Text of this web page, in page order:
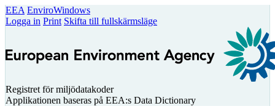
EEA EnviroWindows
Logga in Print Skifta till fullskärmsläge
Registret för miljödatakoder
Applikationen baseras på EEA:s Data Dictionary